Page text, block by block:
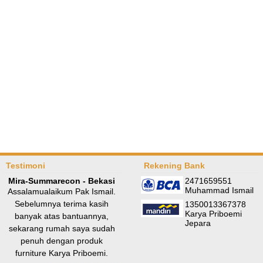
Testimoni
Mira-Summarecon - Bekasi
Assalamualaikum Pak Ismail.
Sebelumnya terima kasih
banyak atas bantuannya,
sekarang rumah saya sudah
penuh dengan produk
furniture Karya Priboemi.
Rekening Bank
2471659551
Muhammad Ismail
1350013367378
Karya Priboemi
Jepara